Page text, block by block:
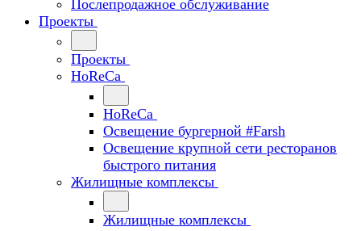
Послепродажное обслуживание
Проекты
Проекты
HoReCa
HoReCa
Освещение бургерной #Farsh
Освещение крупной сети ресторанов
быстрого питания
Жилищные комплексы
Жилищные комплексы